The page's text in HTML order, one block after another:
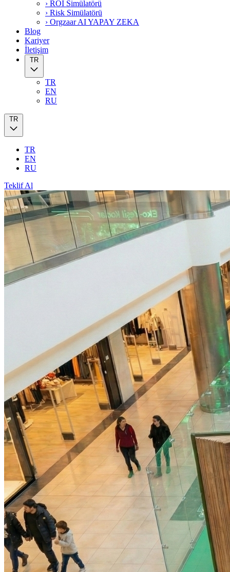
› ROI Simülatörü
› Risk Simülatörü
› Orgzaar AIYAPAY ZEKA
Blog
Kariyer
İletişim
TR
EN
RU
TR
EN
RU
Teklif Al